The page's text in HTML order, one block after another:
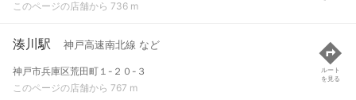
このページの店舗から 736 m
湊川駅 神戸高速南北線 など
神戸市兵庫区荒田町１-２０-３
このページの店舗から 767 m
ルート
を見る